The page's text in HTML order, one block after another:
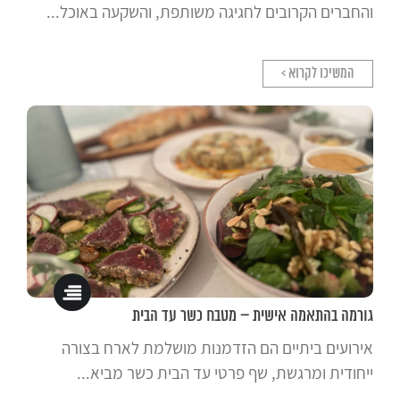
והחברים הקרובים לחגיגה משותפת, והשקעה באוכל...
המשיכו לקרוא >
גורמה בהתאמה אישית – מטבח כשר עד הבית
אירועים ביתיים הם הזדמנות מושלמת לארח בצורה
ייחודית ומרגשת, שף פרטי עד הבית כשר מביא...